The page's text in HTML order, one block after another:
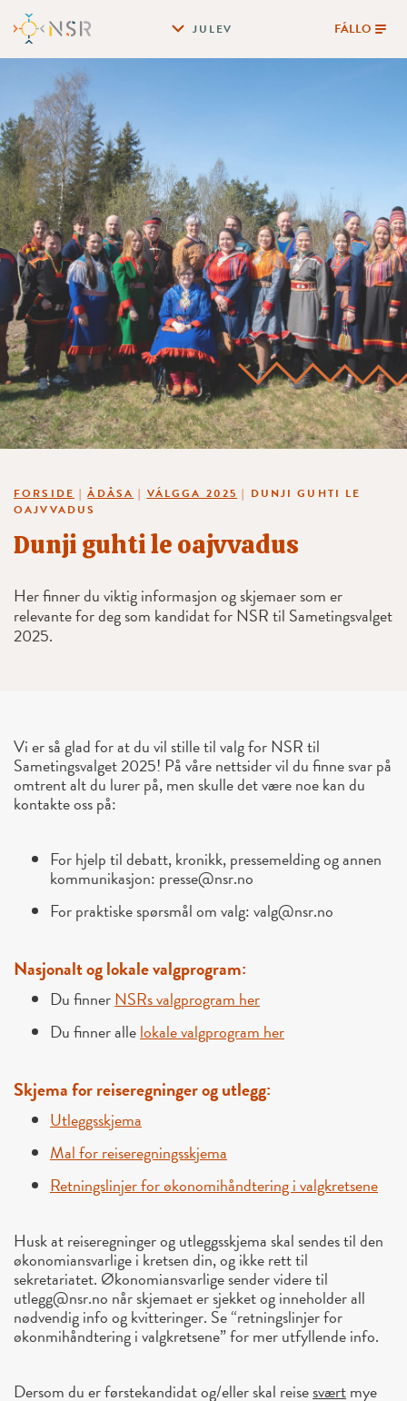
JULEV FÁLLO
FORSIDE |ÅDÅSA | VÁLGGA 2025 | DUNJI GUHTI LE
OAJVVADUS
Dunji guhti le oajvvadus
Her finner du viktig informasjon og skjemaer som er
relevante for deg som kandidat for NSR til Sametingsvalget
2025.
Vi er så glad for at du vil stille til valg for NSR til
Sametingsvalget 2025! På våre nettsider vil du finne svar på
omtrent alt du lurer på, men skulle det være noe kan du
kontakte oss på:
For hjelp til debatt, kronikk, pressemelding og annen
kommunikasjon: presse@nsr.no
For praktiske spørsmål om valg: valg@nsr.no
Nasjonalt og lokale valgprogram:
Du finnerNSRs valgprogram her
Du finner allelokale valgprogram her
Skjema for reiseregninger og utlegg:
Utleggsskjema
Mal for reiseregningsskjema
Retningslinjer for økonomihåndtering i valgkretsene
Husk at reiseregninger og utleggsskjema skal sendes til den
økonomiansvarlige i kretsen din, og ikke rett til
sekretariatet. Økonomiansvarlige sender videre til
utlegg@nsr.no når skjemaet er sjekket og inneholder all
nødvendig info og kvitteringer. Se “retningslinjer for
økonmihåndtering i valgkretsene” for mer utfyllende info.
Dersom du er førstekandidat og/eller skal reisesværtmye